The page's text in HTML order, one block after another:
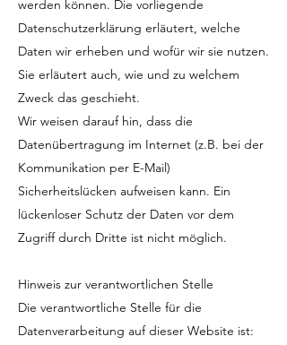
werden können. Die vorliegende
Datenschutzerklärung erläutert, welche
Daten wir erheben und wofür wir sie nutzen.
Sie erläutert auch, wie und zu welchem
Zweck das geschieht.
Wir weisen darauf hin, dass die
Datenübertragung im Internet (z.B. bei der
Kommunikation per E-Mail)
Sicherheitslücken aufweisen kann. Ein
lückenloser Schutz der Daten vor dem
Zugriff durch Dritte ist nicht möglich.
Hinweis zur verantwortlichen Stelle
Die verantwortliche Stelle für die
Datenverarbeitung auf dieser Website ist: